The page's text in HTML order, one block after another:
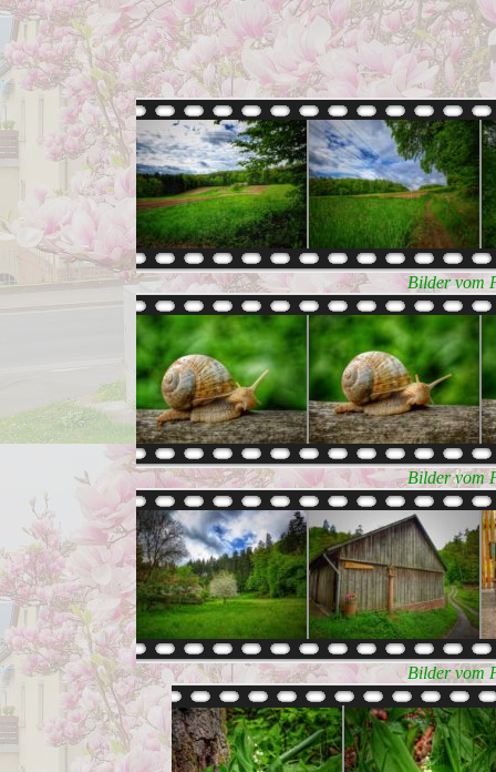
Bilder vom
Bilder vom
Bilder vom